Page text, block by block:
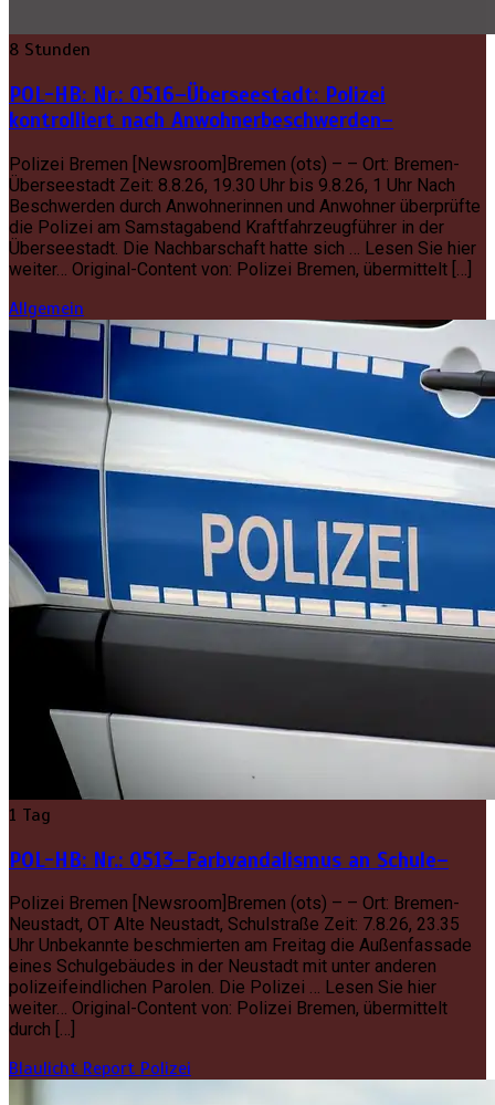
8 Stunden
POL-HB: Nr.: 0516–Überseestadt: Polizei
kontrolliert nach Anwohnerbeschwerden–
Polizei Bremen [Newsroom]Bremen (ots) – – Ort: Bremen-
Überseestadt Zeit: 8.8.26, 19.30 Uhr bis 9.8.26, 1 Uhr Nach
Beschwerden durch Anwohnerinnen und Anwohner überprüfte
die Polizei am Samstagabend Kraftfahrzeugführer in der
Überseestadt. Die Nachbarschaft hatte sich … Lesen Sie hier
weiter… Original-Content von: Polizei Bremen, übermittelt […]
Allgemein
1 Tag
POL-HB: Nr.: 0513–Farbvandalismus an Schule–
Polizei Bremen [Newsroom]Bremen (ots) – – Ort: Bremen-
Neustadt, OT Alte Neustadt, Schulstraße Zeit: 7.8.26, 23.35
Uhr Unbekannte beschmierten am Freitag die Außenfassade
eines Schulgebäudes in der Neustadt mit unter anderen
polizeifeindlichen Parolen. Die Polizei … Lesen Sie hier
weiter… Original-Content von: Polizei Bremen, übermittelt
durch […]
Blaulicht Report Polizei